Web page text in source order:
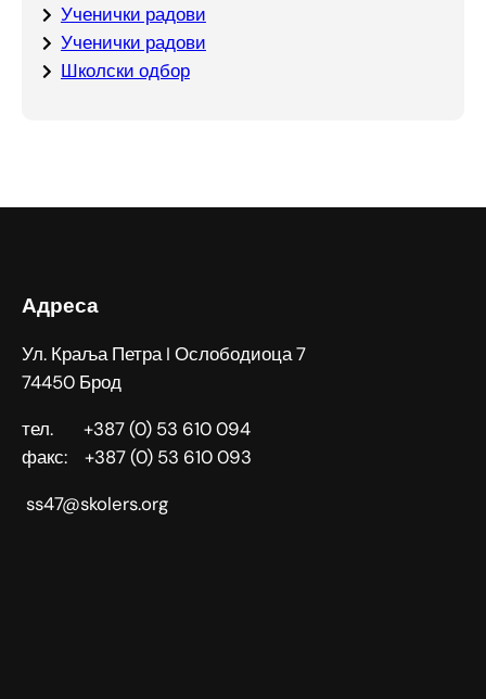
Ученички радови
Ученички радови
Школски одбор
Адреса
Ул. Краља Петра I Ослободиоца 7
74450 Брод
тел. +387 (0) 53 610 094
факс: +387 (0) 53 610 093
ss47@skolers.org